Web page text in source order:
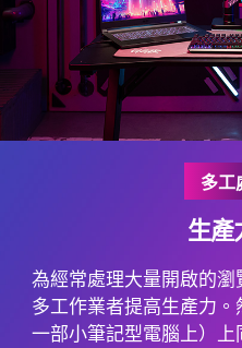
多工
生產
為經常處理大量開啟的
多工作業者提高生產力
一部小筆記型電腦上）